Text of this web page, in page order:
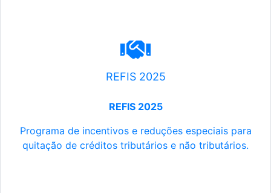
REFIS 2025
REFIS 2025
Programa de incentivos e reduções especiais para
quitação de créditos tributários e não tributários.